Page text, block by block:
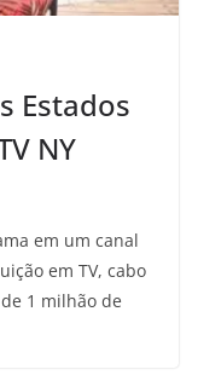
Estados
NY
em um canal
em TV, cabo
1 milhão de